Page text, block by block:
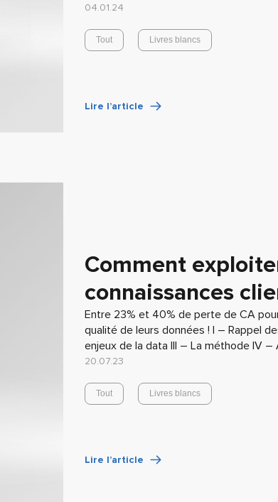
04.01.24
Tout Livres blancs
Lire l’article
Comment
connaissances
Entre 23% et 40% de perte de CA
qualité de leurs données ! I – Rappel
enjeux de la data III – La méthode IV
20.07.23
Tout Livres blancs
Lire l’article